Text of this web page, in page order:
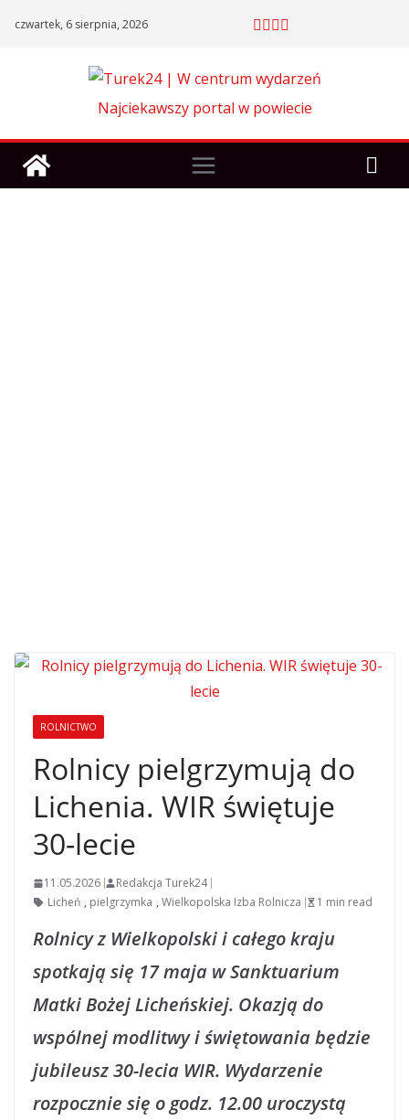
czwartek, 6 sierpnia, 2026
Najciekawszy portal w powiecie
ROLNICTWO
Rolnicy pielgrzymują do
Lichenia. WIR świętuje
30-lecie
11.05.2026
Redakcja Turek24
Licheń , pielgrzymka , Wielkopolska Izba Rolnicza 1 min read
Rolnicy z Wielkopolski i całego kraju
spotkają się 17 maja w Sanktuarium
Matki Bożej Licheńskiej. Okazją do
wspólnej modlitwy i świętowania będzie
jubileusz 30-lecia WIR. Wydarzenie
rozpocznie się o godz. 12.00 uroczystą